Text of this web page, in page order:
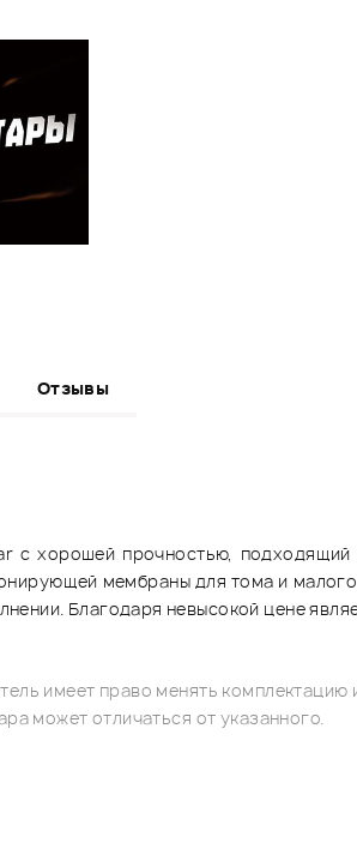
Отзывы
с хорошей прочностью,
мембраны для тома и
Благодаря невысокой цене
имеет право менять
может отличаться от указанного.